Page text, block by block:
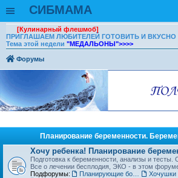
СИБМАМА
[Кулинарный флешмоб]
ПРИГЛАШАЕМ ЛЮБИТЕЛЕЙ ГОТОВИТЬ И ВКУСНО
Тема этой недели "МЕДАЛЬОНЫ">>>>
Форумы
Планирование беременности.
Хочу ребенка! Планирование
Подготовка к беременности, анализы и тесты.
Все о лечении бесплодия, ЭКО - в этом
Подфорумы: